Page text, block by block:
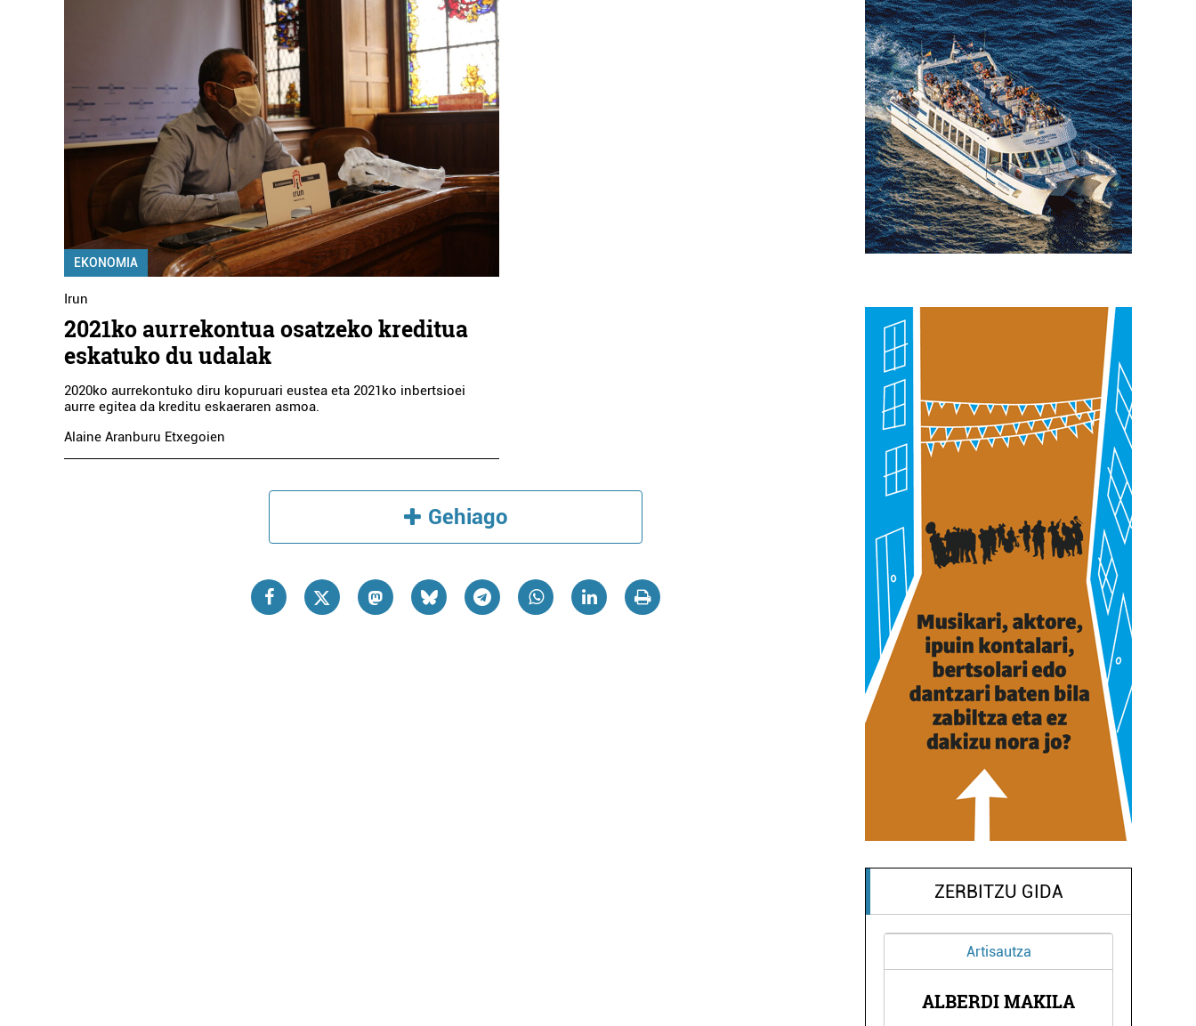
EKONOMIA
Irun
2021ko aurrekontua osatzeko kreditua
eskatuko du udalak
2020ko aurrekontuko diru kopuruari eustea eta 2021ko inbertsioei
aurre egitea da kreditu eskaeraren asmoa.
Alaine Aranburu Etxegoien
Gehiago
ZERBITZU GIDA
Artisautza
ALBERDI MAKILA